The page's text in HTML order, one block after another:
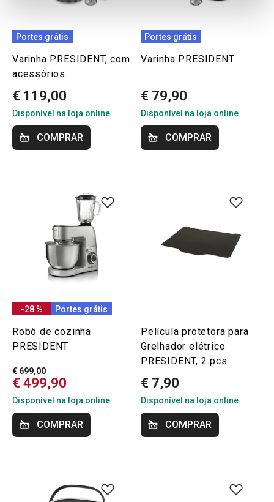
Portes grátis
Varinha PRESIDENT, com
acessórios
€ 119,00
Disponível na loja online
COMPRAR
Portes grátis
Varinha PRESIDENT
€ 79,90
Disponível na loja online
COMPRAR
-28 % Portes grátis
Robô de cozinha
PRESIDENT
€ 699,00
€ 499,90
Disponível na loja online
COMPRAR
Película protetora para
Grelhador elétrico
PRESIDENT, 2 pcs
€ 7,90
Disponível na loja online
COMPRAR